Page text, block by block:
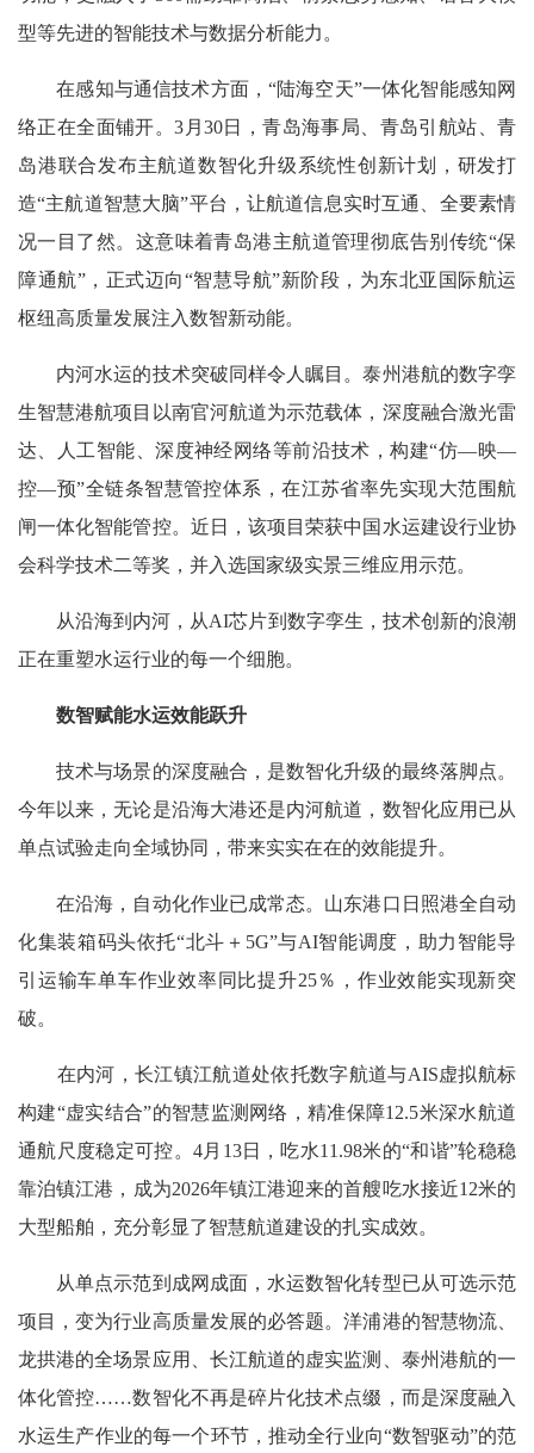
型等先进的智能技术与数据分析能力。
在感知与通信技术方面，“陆海空天”一体化智能感知网
络正在全面铺开。3月30日，青岛海事局、青岛引航站、青
岛港联合发布主航道数智化升级系统性创新计划，研发打
造“主航道智慧大脑”平台，让航道信息实时互通、全要素情
况一目了然。这意味着青岛港主航道管理彻底告别传统“保
障通航”，正式迈向“智慧导航”新阶段，为东北亚国际航运
枢纽高质量发展注入数智新动能。
内河水运的技术突破同样令人瞩目。泰州港航的数字孪
生智慧港航项目以南官河航道为示范载体，深度融合激光雷
达、人工智能、深度神经网络等前沿技术，构建“仿—映—
控—预”全链条智慧管控体系，在江苏省率先实现大范围航
闸一体化智能管控。近日，该项目荣获中国水运建设行业协
会科学技术二等奖，并入选国家级实景三维应用示范。
从沿海到内河，从AI芯片到数字孪生，技术创新的浪潮
正在重塑水运行业的每一个细胞。
数智赋能水运效能跃升
技术与场景的深度融合，是数智化升级的最终落脚点。
今年以来，无论是沿海大港还是内河航道，数智化应用已从
单点试验走向全域协同，带来实实在在的效能提升。
在沿海，自动化作业已成常态。山东港口日照港全自动
化集装箱码头依托“北斗＋5G”与AI智能调度，助力智能导
引运输车单车作业效率同比提升25％，作业效能实现新突
破。
在内河，长江镇江航道处依托数字航道与AIS虚拟航标
构建“虚实结合”的智慧监测网络，精准保障12.5米深水航道
通航尺度稳定可控。4月13日，吃水11.98米的“和谐”轮稳稳
靠泊镇江港，成为2026年镇江港迎来的首艘吃水接近12米的
大型船舶，充分彰显了智慧航道建设的扎实成效。
从单点示范到成网成面，水运数智化转型已从可选示范
项目，变为行业高质量发展的必答题。洋浦港的智慧物流、
龙拱港的全场景应用、长江航道的虚实监测、泰州港航的一
体化管控……数智化不再是碎片化技术点缀，而是深度融入
水运生产作业的每一个环节，推动全行业向“数智驱动”的范